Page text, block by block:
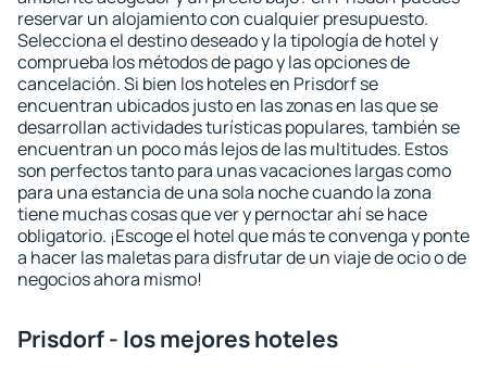
reservar un alojamiento con cualquier presupuesto.
Selecciona el destino deseado y la tipología de hotel y
comprueba los métodos de pago y las opciones de
cancelación. Si bien los hoteles en Prisdorf se
encuentran ubicados justo en las zonas en las que se
desarrollan actividades turísticas populares, también se
encuentran un poco más lejos de las multitudes. Estos
son perfectos tanto para unas vacaciones largas como
para una estancia de una sola noche cuando la zona
tiene muchas cosas que ver y pernoctar ahí se hace
obligatorio. ¡Escoge el hotel que más te convenga y ponte
a hacer las maletas para disfrutar de un viaje de ocio o de
negocios ahora mismo!
Prisdorf - los mejores hoteles